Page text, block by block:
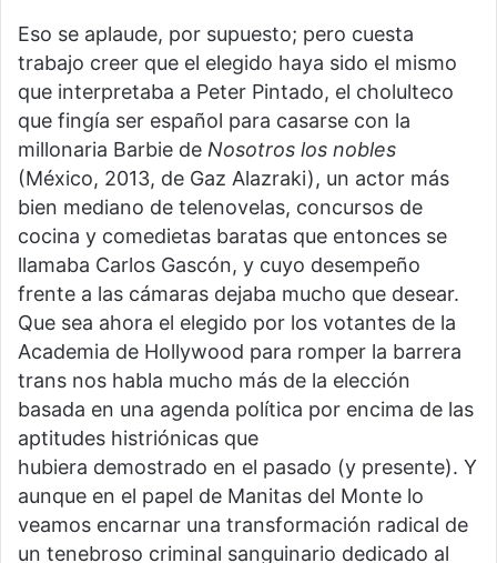
Eso se aplaude, por supuesto; pero cuesta
trabajo creer que el elegido haya sido el mismo
que interpretaba a Peter Pintado, el cholulteco
que fingía ser español para casarse con la
millonaria Barbie de Nosotros los nobles
(México, 2013, de Gaz Alazraki), un actor más
bien mediano de telenovelas, concursos de
cocina y comedietas baratas que entonces se
llamaba Carlos Gascón, y cuyo desempeño
frente a las cámaras dejaba mucho que desear.
Que sea ahora el elegido por los votantes de la
Academia de Hollywood para romper la barrera
trans nos habla mucho más de la elección
basada en una agenda política por encima de las
aptitudes histriónicas que
hubiera demostrado en el pasado (y presente). Y
aunque en el papel de Manitas del Monte lo
veamos encarnar una transformación radical de
un tenebroso criminal sanguinario dedicado al